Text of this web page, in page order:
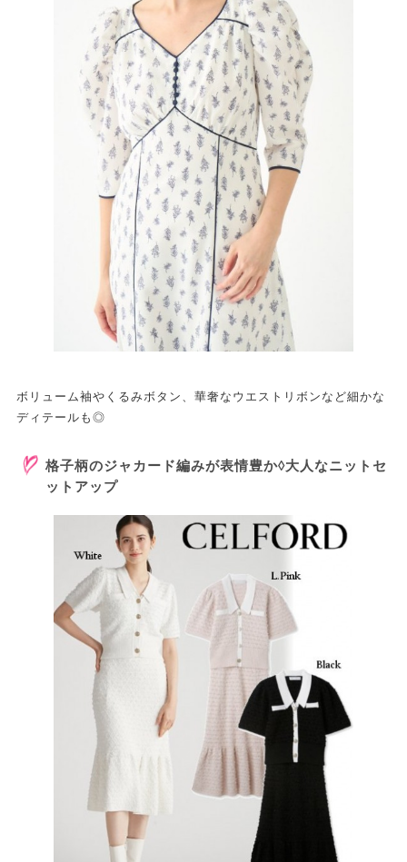
ボリューム袖やくるみボタン、華奢なウエストリボンなど細かな
ディテールも◎
格子柄のジャカード編みが表情豊か◊大人なニットセ
ットアップ